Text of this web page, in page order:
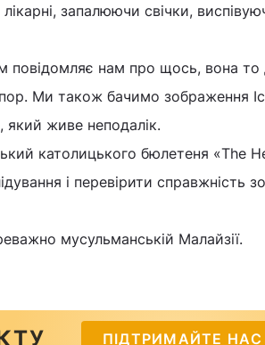
запалюючи свічки,
нам про щось, вона то
Ми також бачимо зображення
живе неподалік.
католицького бюлетеня «The
і перевірити справжність
мусульманській Малайзії.
ПІДТРИМАЙТЕ НАС